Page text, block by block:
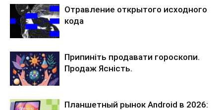
Отравление открытого исходного
кода
Припиніть продавати гороскопи.
Продаж Ясність.
Планшетный рынок Android в 2026: